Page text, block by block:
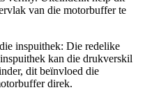
van die motorbuffer te
inspuithek: Die redelike
kan die drukverskil
dit beïnvloed die
direk.